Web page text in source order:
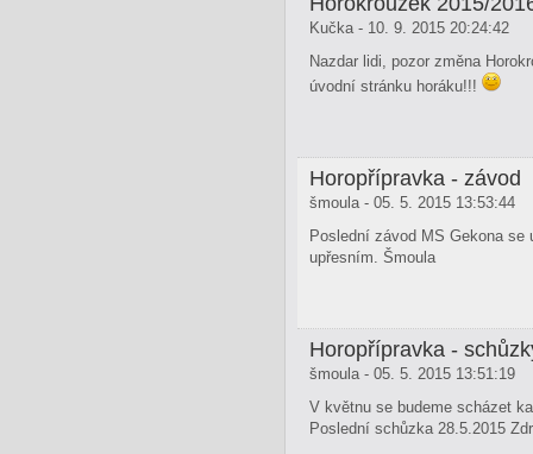
Kučka - 10. 9. 2015 20:24:42
Nazdar lidi, pozor změna
úvodní stránku horáku!!!
Horopřípravka - závod
šmoula - 05. 5. 2015 13:53:44
Poslední závod MS Gekona
upřesním. Šmoula
Horopřípravka -
šmoula - 05. 5. 2015 13:51:19
V květnu se budeme scházet
Poslední schůzka 28.5.2015